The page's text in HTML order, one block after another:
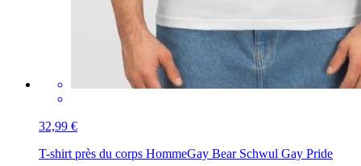
32,99 €
T-shirt près du corps HommeGay Bear Schwul Gay Pride